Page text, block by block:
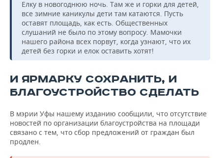
Елку в новогоднюю ночь. Там же и горки для детей,
все зимние каникулы дети там катаются. Пусть
оставят площадь, как есть. Общественных
слушаний не было по этому вопросу. Мамочки
нашего района всех порвут, когда узнают, что их
детей без горки и елок оставить хотят!
И ЯРМАРКУ СОХРАНИТЬ, И
БЛАГОУСТРОЙСТВО СДЕЛАТЬ
В мэрии Уфы нашему изданию сообщили, что отсутствие
новостей по организации благоустройства на площади
связано с тем, что сбор предложений от граждан был
продлен.